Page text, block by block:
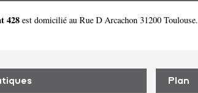
428 est domicilié au Rue D Arcachon 31200
Plan